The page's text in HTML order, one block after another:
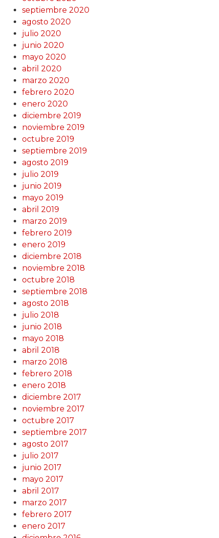
septiembre 2020
agosto 2020
julio 2020
junio 2020
mayo 2020
abril 2020
marzo 2020
febrero 2020
enero 2020
diciembre 2019
noviembre 2019
octubre 2019
septiembre 2019
agosto 2019
julio 2019
junio 2019
mayo 2019
abril 2019
marzo 2019
febrero 2019
enero 2019
diciembre 2018
noviembre 2018
octubre 2018
septiembre 2018
agosto 2018
julio 2018
junio 2018
mayo 2018
abril 2018
marzo 2018
febrero 2018
enero 2018
diciembre 2017
noviembre 2017
octubre 2017
septiembre 2017
agosto 2017
julio 2017
junio 2017
mayo 2017
abril 2017
marzo 2017
febrero 2017
enero 2017